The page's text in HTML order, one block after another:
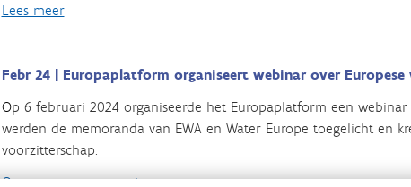
Lees meer
Febr 24 | Europaplatform organiseert webinar over Europese
Op 6 februari 2024 organiseerde het Europaplatform een
werden de memoranda van EWA en Water Europe toegelicht en
voorzitterschap.
Opname en presentaties